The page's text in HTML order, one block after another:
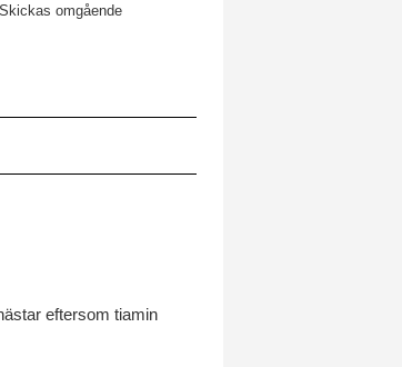
Skickas omgående
eftersom tiamin